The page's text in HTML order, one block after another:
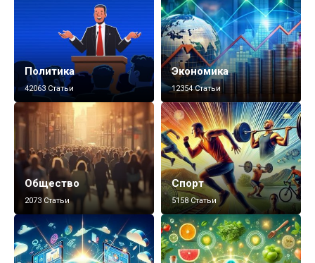
Политика
42063 Статьи
Экономика
12354 Статьи
Общество
2073 Статьи
Спорт
5158 Статьи